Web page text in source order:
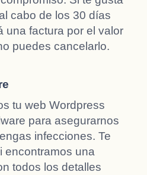
cabo de los 30 días
una factura por el valor
puedes cancelarlo.
tu web Wordpress
para asegurarnos
infecciones. Te
encontramos una
todos los detalles